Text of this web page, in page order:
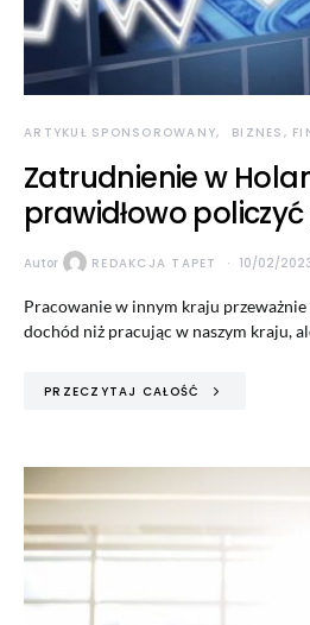
ARTYKUŁ SPONSOROWANY BIZNES,
Zatrudnienie w
prawidłowo
Autor REDAKCJA TAPET 10/02/
Pracowanie w innym kraju
dochód niż pracując w naszym kraju,
PRZECZYTAJ CAŁOŚĆ